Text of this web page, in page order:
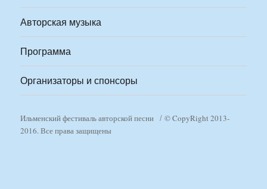
Авторская музыка
Программа
Организаторы и спонсоры
Ильменский фестиваль авторской песни
© CopyRight 2013-
2016. Все права защищены